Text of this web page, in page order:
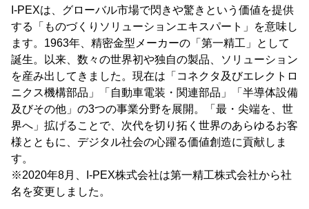
I-PEXは、グローバル市場で閃きや驚きという価値を提供
する「ものづくりソリューションエキスパート」を意味し
ます。1963年、精密金型メーカーの「第一精工」として
誕生。以来、数々の世界初や独自の製品、ソリューション
を産み出してきました。現在は「コネクタ及びエレクトロ
ニクス機構部品」「自動車電装・関連部品」「半導体設備
及びその他」の3つの事業分野を展開。「最・尖端を、世
界へ」拡げることで、次代を切り拓く世界のあらゆるお客
様とともに、デジタル社会の心躍る価値創造に貢献しま
す。
※2020年8月、I-PEX株式会社は第一精工株式会社から社
名を変更しました。